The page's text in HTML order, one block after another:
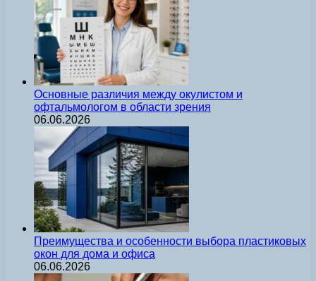
Основные различия между окулистом и
офтальмологом в области зрения
06.06.2026
Преимущества и особенности выбора пластиковых
окон для дома и офиса
06.06.2026